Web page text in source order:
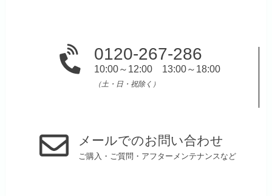
0120-267-286
10:00～12:00 13:00～18:00
（土・日・祝除く）
メールでのお問い合わせ
ご購入・ご質問・アフターメンテナンスなど